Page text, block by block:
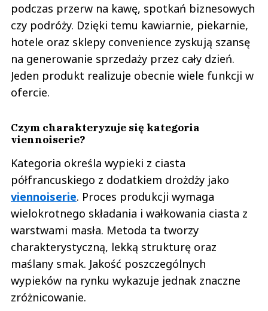
podczas przerw na kawę, spotkań biznesowych
czy podróży. Dzięki temu kawiarnie, piekarnie,
hotele oraz sklepy convenience zyskują szansę
na generowanie sprzedaży przez cały dzień.
Jeden produkt realizuje obecnie wiele funkcji w
ofercie.
Czym charakteryzuje się kategoria
viennoiserie?
Kategoria określa wypieki z ciasta
półfrancuskiego z dodatkiem drożdży jako
viennoiserie. Proces produkcji wymaga
wielokrotnego składania i wałkowania ciasta z
warstwami masła. Metoda ta tworzy
charakterystyczną, lekką strukturę oraz
maślany smak. Jakość poszczególnych
wypieków na rynku wykazuje jednak znaczne
zróżnicowanie.